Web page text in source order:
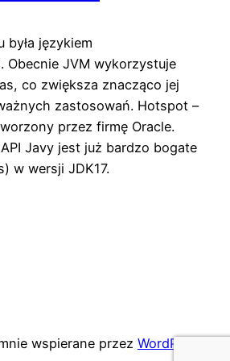
była językiem
Obecnie JVM wykorzystuje
co zwiększa znacząco jej
zastosowań. Hotspot –
przez firmę Oracle.
Javy jest już bardzo bogate
w wersji JDK17.
wspierane przez WordPress